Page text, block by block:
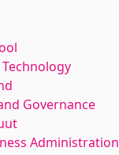
Governance
Administration